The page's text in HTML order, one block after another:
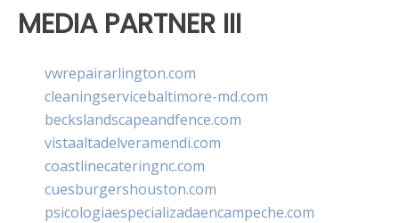
MEDIA PARTNER III
vwrepairarlington.com
cleaningservicebaltimore-md.com
beckslandscapeandfence.com
vistaaltadelveramendi.com
coastlinecateringnc.com
cuesburgershouston.com
psicologiaespecializadaencampeche.com